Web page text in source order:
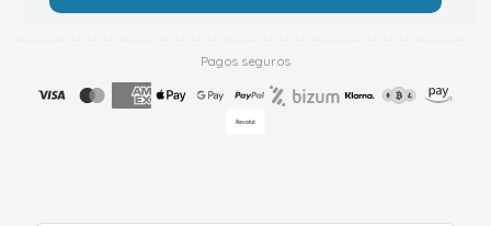
Pagos seguros